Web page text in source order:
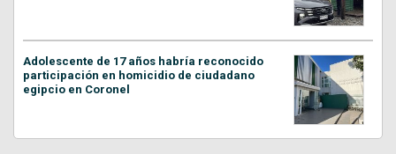
Adolescente de 17 años habría reconocido
participación en homicidio de ciudadano
egipcio en Coronel